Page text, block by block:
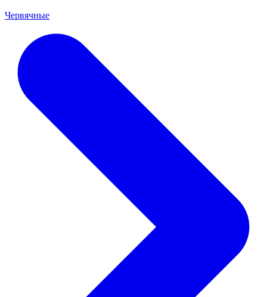
Червячные